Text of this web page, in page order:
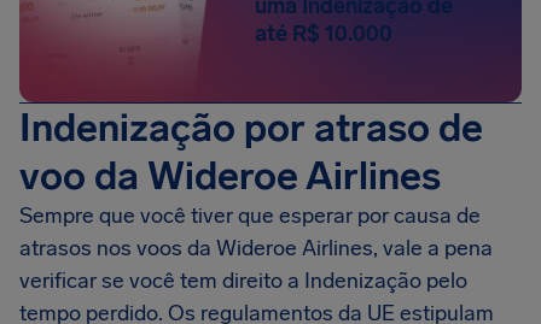
uma Indenização de
até R$ 10.000
Indenização por atraso de
voo da Wideroe Airlines
Sempre que você tiver que esperar por causa de
atrasos nos voos da Wideroe Airlines, vale a pena
verificar se você tem direito a Indenização pelo
tempo perdido. Os regulamentos da UE estipulam